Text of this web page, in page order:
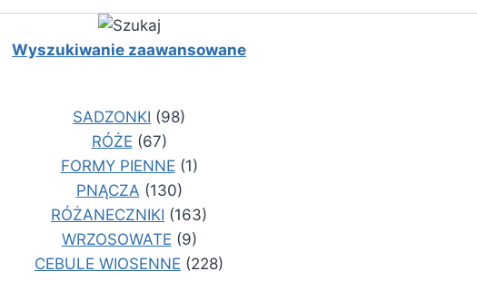
Wyszukiwanie zaawansowane
SADZONKI (98)
RÓŻE (67)
FORMY PIENNE (1)
PNĄCZA (130)
RÓŻANECZNIKI (163)
WRZOSOWATE (9)
CEBULE WIOSENNE (228)